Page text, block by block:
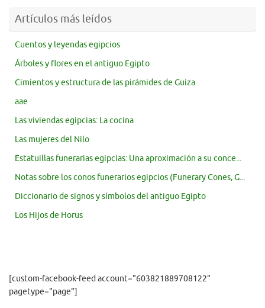
Artículos más leídos
Cuentos y leyendas egipcios
Árboles y flores en el antiguo Egipto
Cimientos y estructura de las pirámides de Guiza
aae
Las viviendas egipcias: La cocina
Las mujeres del Nilo
Estatuillas funerarias egipcias: Una aproximación a su conce...
Notas sobre los conos funerarios egipcios (Funerary Cones, G...
Diccionario de signos y símbolos del antiguo Egipto
Los Hijos de Horus
[custom-facebook-feed account="603821889708122"
pagetype="page"]